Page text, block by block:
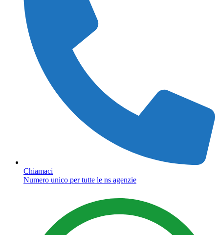
Chiamaci
Numero unico per tutte le ns agenzie